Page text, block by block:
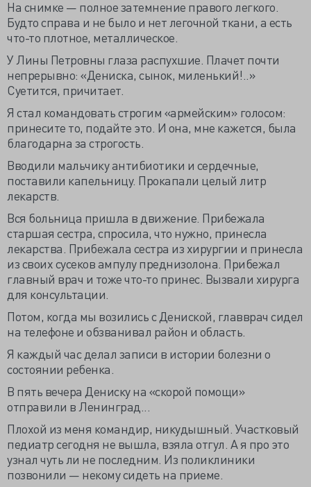
На снимке — полное затемнение правого легкого.
Будто справа и не было и нет легочной ткани, а есть
что-то плотное, металлическое.
У Лины Петровны глаза распухшие. Плачет почти
непрерывно: «Дениска, сынок, миленький!..»
Суетится, причитает.
Я стал командовать строгим «армейским» голосом:
принесите то, подайте это. И она, мне кажется, была
благодарна за строгость.
Вводили мальчику антибиотики и сердечные,
поставили капельницу. Прокапали целый литр
лекарств.
Вся больница пришла в движение. Прибежала
старшая сестра, спросила, что нужно, принесла
лекарства. Прибежала сестра из хирургии и принесла
из своих сусеков ампулу преднизолона. Прибежал
главный врач и тоже что-то принес. Вызвали хирурга
для консультации.
Потом, когда мы возились с Дениской, главврач сидел
на телефоне и обзванивал район и область.
Я каждый час делал записи в истории болезни о
состоянии ребенка.
В пять вечера Дениску на «скорой помощи»
отправили в Ленинград...
Плохой из меня командир, никудышный. Участковый
педиатр сегодня не вышла, взяла отгул. А я про это
узнал чуть ли не последним. Из поликлиники
позвонили — некому сидеть на приеме.